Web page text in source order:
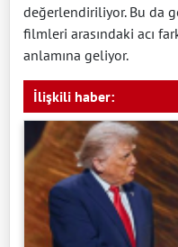
değerlendiriliyor. Bu da
filmleri arasındaki acı
anlamına geliyor.
İlişkili haber: